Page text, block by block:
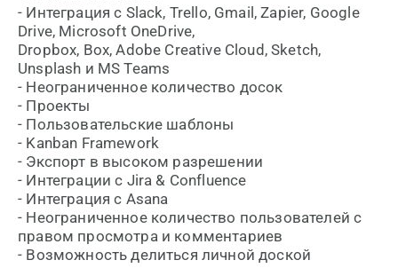
- Интеграция с Slack, Trello, Gmail, Zapier, Google
Drive, Microsoft OneDrive,
Dropbox, Box, Adobe Creative Cloud, Sketch,
Unsplash и MS Teams
- Неограниченное количество досок
- Проекты
- Пользовательские шаблоны
- Kanban Framework
- Экспорт в высоком разрешении
- Интеграции с Jira & Confluence
- Интеграция с Asana
- Неограниченное количество пользователей с
правом просмотра и комментариев
- Возможность делиться личной доской